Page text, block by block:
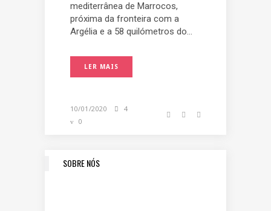
mediterrânea de Marrocos,
próxima da fronteira com a
Argélia e a 58 quilómetros do...
LER MAIS
10/01/2020
4
0
SOBRE NÓS